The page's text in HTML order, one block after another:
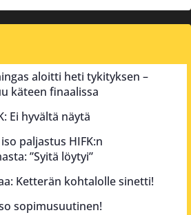
aloitti heti tykityksen –
käteen finaalissa
Ei hyvältä näytä
paljastus HIFK:n
”Syitä löytyi”
Ketterän kohtalolle sinetti!
sopimusuutinen!